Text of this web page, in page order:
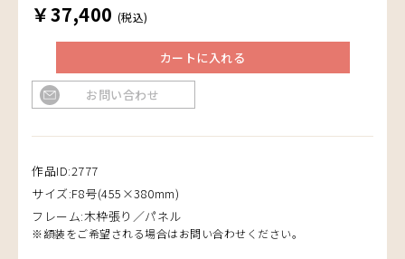
￥37,400 (税込)
カートに入れる
お問い合わせ
作品ID:2777
サイズ:F8号(455×380mm)
フレーム:木枠張り／パネル
※額装をご希望される場合はお問い合わせください。